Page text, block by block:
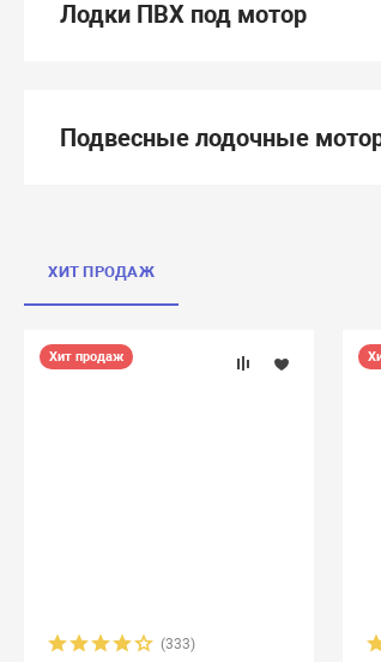
Лодки ПВХ под мотор
Подвесные лодочные
ХИТ ПРОДАЖ
Хит продаж
(333)